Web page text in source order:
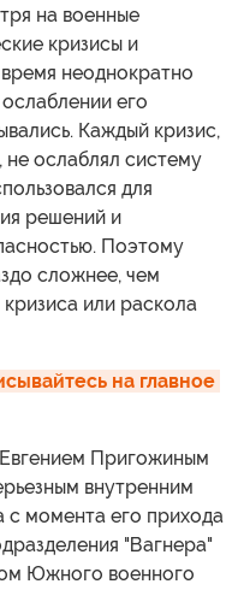
на военные
кризисы и
неоднократно
его
Каждый кризис,
ослаблял систему
для
решений и
Поэтому
сложнее, чем
или раскола
на главное
Пригожиным
внутренним
с момента его прихода
"Вагнера"
Южного военного